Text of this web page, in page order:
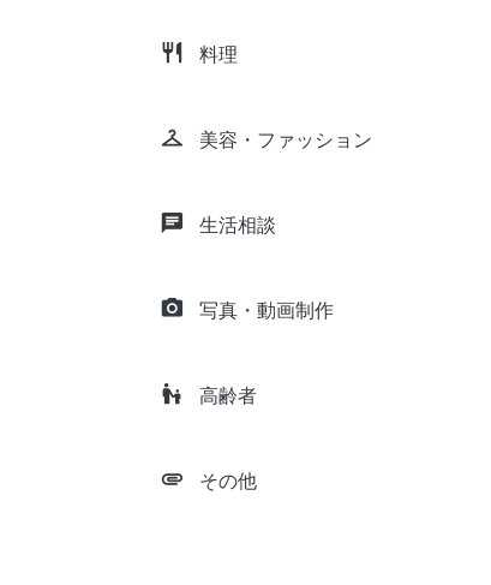
restaurant 料理
checkroom 美容・ファッション
chat 生活相談
camera_alt 写真・動画制作
escalator_warning 高齢者
attachment その他